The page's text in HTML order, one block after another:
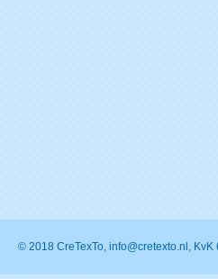
© 2018 CreTexTo, info@cretexto.nl, KvK